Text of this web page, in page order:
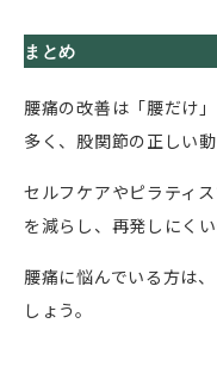
まとめ
腰痛の改善は「腰だけ
多く、股関節の正しい
セルフケアやピラティ
を減らし、再発しにく
腰痛に悩んでいる方は
しょう。